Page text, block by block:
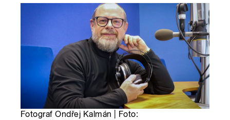
Fotograf Ondřej Kalmán | Foto: